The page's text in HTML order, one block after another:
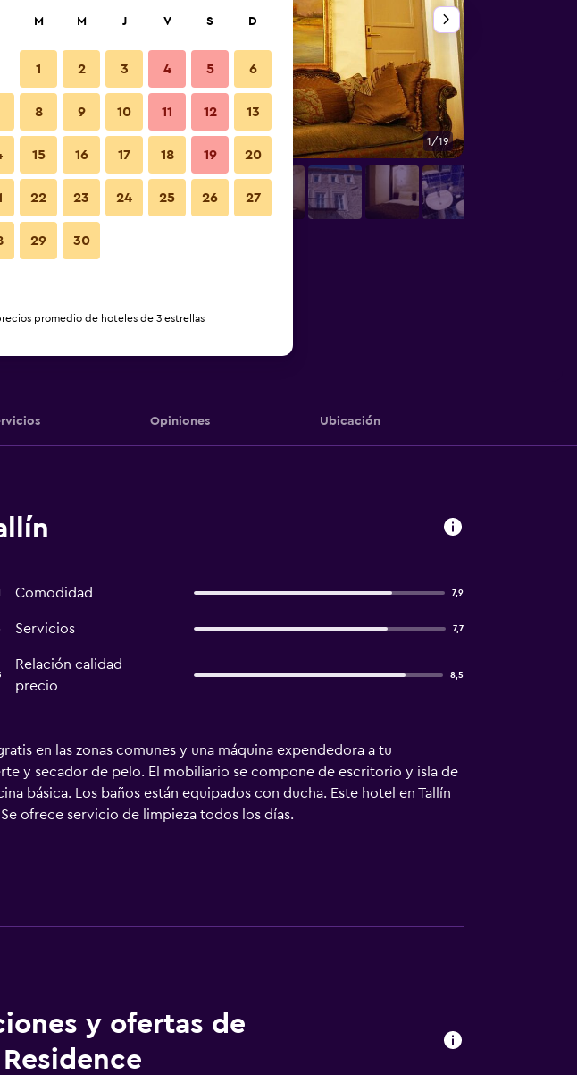
Servicio de la habitación 1/19
Fotos
Opiniones Ubicación
Comodidad 7,9
Servicios 7,7
Relación calidad-
precio
8,5
en las zonas comunes y una máquina expendedora a tu
y secador de pelo. El mobiliario se compone de escritorio y isla de
básica. Los baños están equipados con ducha. Este hotel en Tallín
ofrece servicio de limpieza todos los días.
y ofertas de
M M J V S D
1 2 3 4 5 6
8 9 10 11 12 13
15 16 17 18 19 20
22 23 24 25 26 27
29 30
promedio de hoteles de 3 estrellas